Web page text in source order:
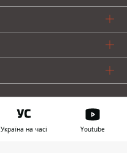
Україна на часі Youtube